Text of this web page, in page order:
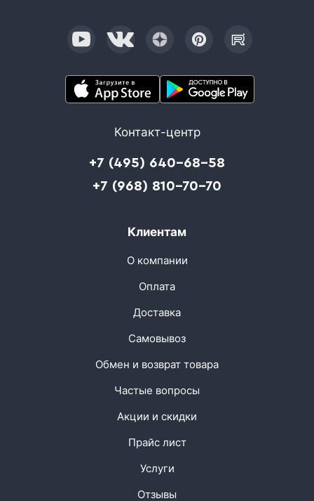
Контакт-центр
+7 (495) 640-68-58
+7 (968) 810-70-70
Клиентам
О компании
Оплата
Доставка
Самовывоз
Обмен и возврат товара
Частые вопросы
Акции и скидки
Прайс лист
Услуги
Отзывы